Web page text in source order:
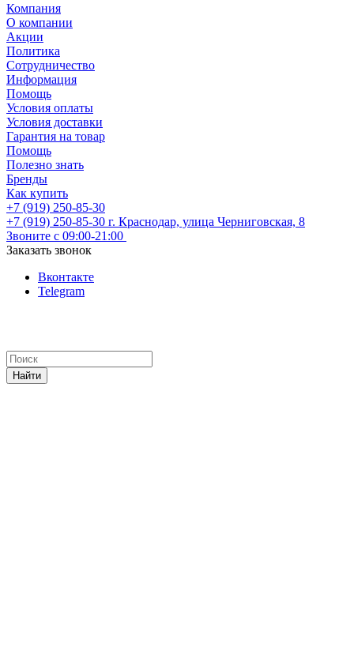
Компания
О компании
Акции
Политика
Сотрудничество
Информация
Помощь
Условия оплаты
Условия доставки
Гарантия на товар
Помощь
Полезно знать
Бренды
Как купить
+7 (919) 250-85-30
+7 (919) 250-85-30 г. Краснодар, улица Черниговская, 8
Звоните с 09:00-21:00
Заказать звонок
Вконтакте
Telegram
Найти